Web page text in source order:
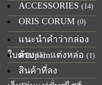
ACCESSORIES (14)
ORIS CORUM (0)
แนะนำคำว่ากล่อง
ใบครบ(1)
ห้องpamแต่งหล่อ (1)
สินค้าที่ลง